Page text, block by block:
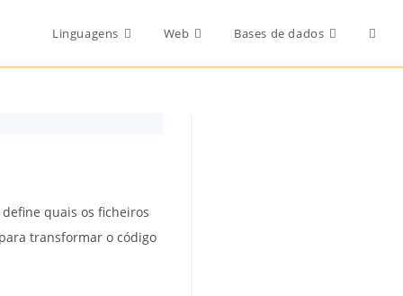
Linguagens Web Bases de dados
quais os ficheiros
transformar o código